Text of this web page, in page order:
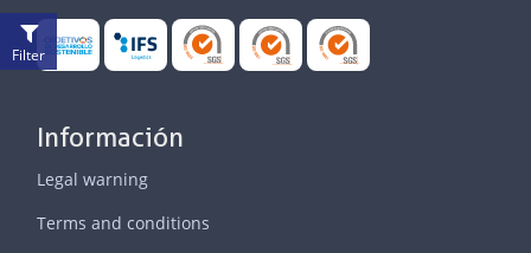
Información
Legal warning
Terms and conditions
Filter